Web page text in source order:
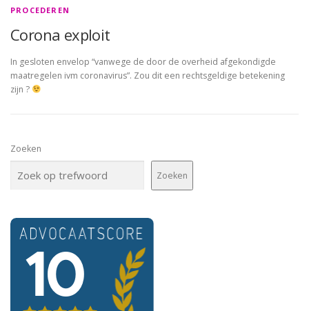
PROCEDEREN
Corona exploit
In gesloten envelop “vanwege de door de overheid afgekondigde
maatregelen ivm coronavirus”. Zou dit een rechtsgeldige betekening
zijn ?
Zoeken
Zoeken